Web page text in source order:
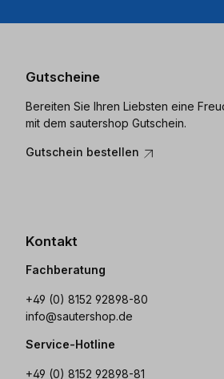
Gutscheine
Bereiten Sie Ihren Liebsten eine
mit dem sautershop Gutschein.
Gutschein bestellen
Kontakt
Fachberatung
+49 (0) 8152 92898-80
info@sautershop.de
Service-Hotline
+49 (0) 8152 92898-81